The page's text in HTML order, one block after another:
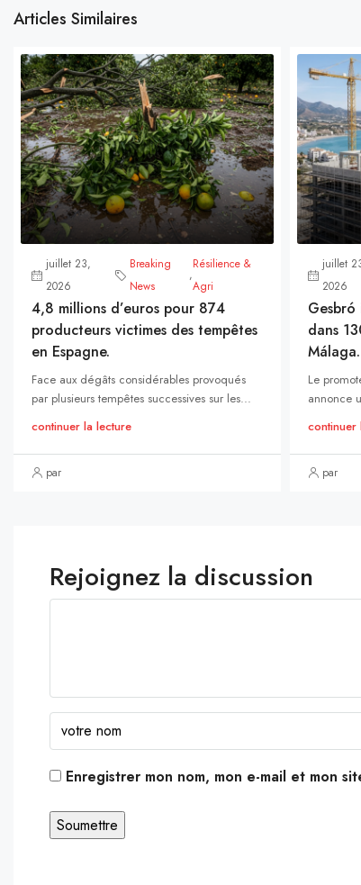
Articles Similaires
juillet 23,
2026
Breaking
News
,
Résilience &
Agri
4,8 millions d’euros pour 874
producteurs victimes des tempêtes
en Espagne.
Face aux dégâts considérables provoqués
par plusieurs tempêtes successives sur les...
continuer la lecture
par
juillet
2026
Gesbró
dans
Málaga.
Le
annonce
continuer
par
Rejoignez la discussion
Enregistrer mon nom, mon e-mail et mon